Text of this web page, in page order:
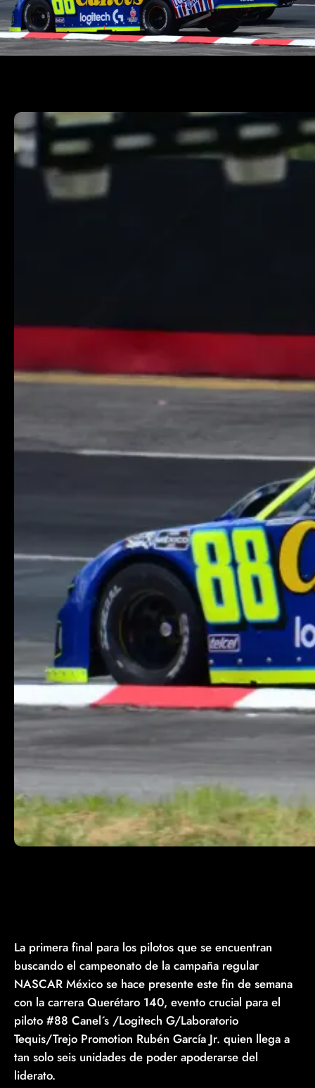
La primera final para los pilotos que se encuentran
buscando el campeonato de la campaña regular
NASCAR México se hace presente este fin de semana
con la carrera Querétaro 140, evento crucial para el
piloto #88 Canel´s /Logitech G/Laboratorio
Tequis/Trejo Promotion Rubén García Jr. quien llega a
tan solo seis unidades de poder apoderarse del
liderato.